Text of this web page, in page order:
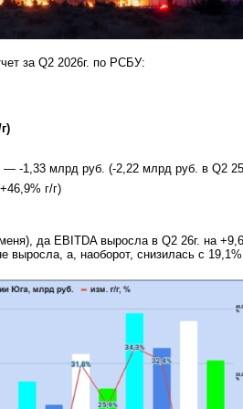
за Q2 2026г. по РСБУ:
-1,33 млрд руб. (-2,22 млрд руб. в Q2
г/г)
да EBITDA выросла в Q2 26г. на
выросла, а, наоборот, снизилась с 19,1%